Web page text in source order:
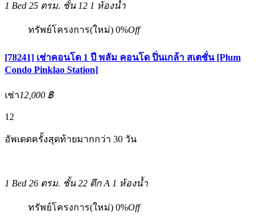
1 Bed 25 ตรม. ชั้น 12 1 ห้องน้ำ
ทรัพย์โครงการ(ใหม่) 0%Off
[78241] เช่าคอนโด 1 ปี พลัม คอนโด ปิ่นเกล้า สเตชั่น [Plum
Condo Pinklao Station]
เช่า12,000 ฿
12
อัพเดตครั้งสุดท้ายมากกว่า 30 วัน
1 Bed 26 ตรม. ชั้น 22 ตึก A 1 ห้องน้ำ
ทรัพย์โครงการ(ใหม่) 0%Off